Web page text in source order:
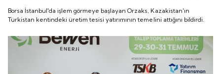
yatırımının temelini attığını bildirdi.
Borsa İstanbul'da işlem görmeye başlayan Orzaks, Kazakistan'ın
Türkistan kentindeki üretim tesisi yatırımının temelini attığını bildirdi.